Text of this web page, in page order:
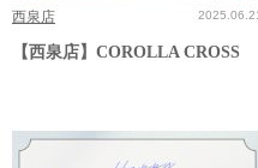
西泉店
【西泉店】COROLLA CROSS